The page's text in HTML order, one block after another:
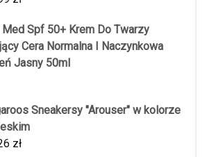
Med Spf 50+ Krem Do Twarzy
Cera Normalna I Naczynkowa
Jasny 50ml
Sneakersy "Arouser" w kolorze
zł